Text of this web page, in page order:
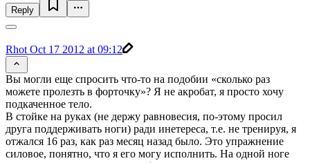
Reply
Rhot Oct 17 2012 at 09:12
Вы могли еще спросить что-то на подобии «сколько раз
можете пролезть в форточку»? Я не акробат, я просто хочу
подкаченное тело.
В стойке на руках (не держу равновесия, по-этому просил
друга поддерживать ноги) ради инетереса, т.е. не тренируя, я
отжался 16 раз, как раз месяц назад было. Это упражнение
силовое, понятно, что я его могу исполнить. На одной ноге